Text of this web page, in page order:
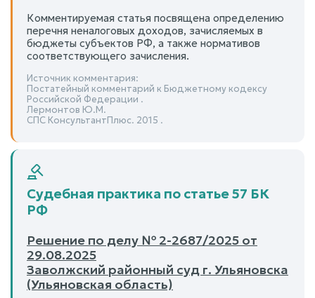
Комментируемая статья посвящена определению
перечня неналоговых доходов, зачисляемых в
бюджеты субъектов РФ, а также нормативов
соответствующего зачисления.
Источник комментария:
Постатейный комментарий к Бюджетному кодексу
Российской Федерации .
Лермонтов Ю.М.
СПС КонсультантПлюс. 2015 .
Судебная практика по статье 57 БК
РФ
Решение по делу № 2-2687/2025 от
29.08.2025
Заволжский районный суд г. Ульяновска
(Ульяновская область)